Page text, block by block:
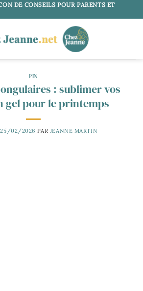
DE CONSEILS POUR PARENTS ET
PIN
: sublimer vos
gel pour le printemps
25/02/2026 PAR JEANNE MARTIN